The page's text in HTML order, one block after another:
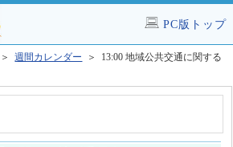
PC版トップ
＞週間カレンダー
＞ 13:00 地域公共交通に関する